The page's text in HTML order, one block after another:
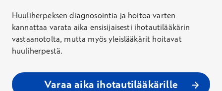
Huuliherpeksen diagnosointia ja hoitoa varten
kannattaa varata aika ensisijaisesti ihotautilääkärin
vastaanotolta, mutta myös yleislääkärit hoitavat
huuliherpestä.
Varaa aika ihotautilääkärille